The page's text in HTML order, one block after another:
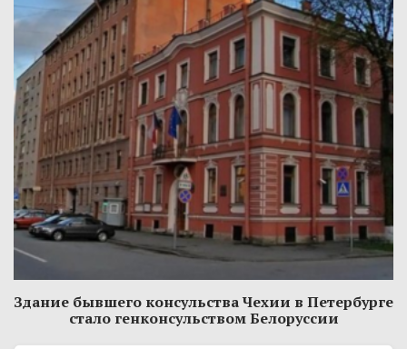
Здание бывшего консульства Чехии в Петербурге
стало генконсульством Белоруссии